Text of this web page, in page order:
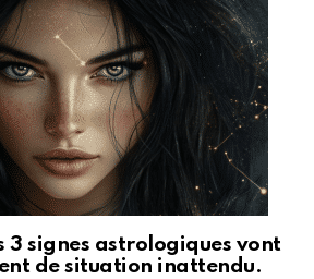
3 signes astrologiques vont
de situation inattendu.